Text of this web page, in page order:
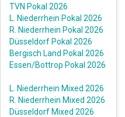
TVN Pokal 2026
L. Niederrhein Pokal 2026
R. Niederrhein Pokal 2026
Düsseldorf Pokal 2026
Bergisch Land Pokal 2026
Essen/Bottrop Pokal 2026
L. Niederrhein Mixed 2026
R. Niederrhein Mixed 2026
Düsseldorf Mixed 2026